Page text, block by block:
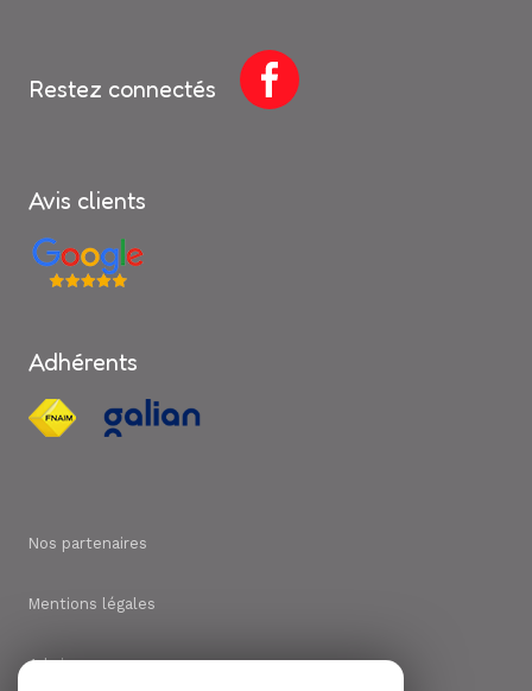
Restez connectés
Avis clients
Adhérents
Nos partenaires
Mentions légales
Admin